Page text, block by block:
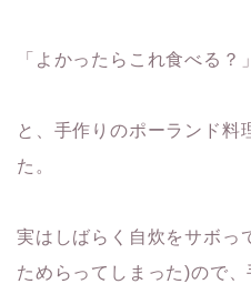
「よかったらこれ食べる？」
と、手作りのポーランド料
た。
実はしばらく自炊をサボっ
ためらってしまった)ので